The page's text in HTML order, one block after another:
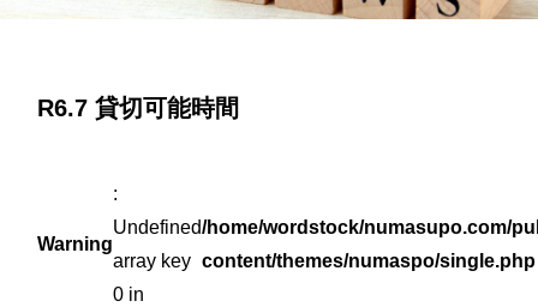
R6.7 貸切可能時間
Warning
:
Undefined
array key
0 in
/home/wordstock/numasupo.com/
content/themes/numaspo/single.php